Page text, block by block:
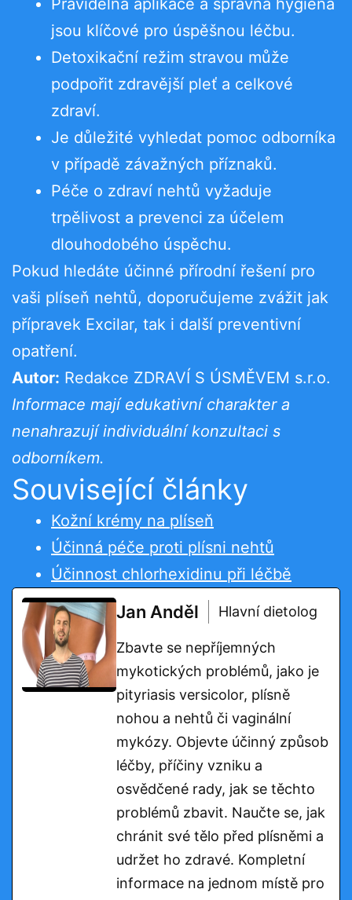
jsou klíčové pro úspěšnou léčbu.
Detoxikační režim stravou může
podpořit zdravější pleť a celkové
zdraví.
Je důležité vyhledat pomoc odborníka
v případě závažných příznaků.
Péče o zdraví nehtů vyžaduje
trpělivost a prevenci za účelem
dlouhodobého úspěchu.
Pokud hledáte účinné přírodní řešení pro
vaši plíseň nehtů, doporučujeme zvážit jak
přípravek Excilar, tak i další preventivní
opatření.
Autor: Redakce ZDRAVÍ S ÚSMĚVEM s.r.o.
Informace mají edukativní charakter a
nenahrazují individuální konzultaci s
odborníkem.
Související články
Kožní krémy na plíseň
Účinná péče proti plísni nehtů
Účinnost chlorhexidinu při léčbě
Jan Anděl Hlavní dietolog
Zbavte se nepříjemných
mykotických problémů, jako je
pityriasis versicolor, plísně
nohou a nehtů či vaginální
mykózy. Objevte účinný způsob
léčby, příčiny vzniku a
osvědčené rady, jak se těchto
problémů zbavit. Naučte se, jak
chránit své tělo před plísněmi a
udržet ho zdravé. Kompletní
informace na jednom místě pro